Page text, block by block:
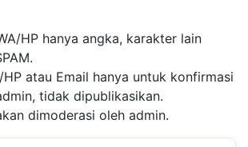
HP hanya angka, karakter lain
atau Email hanya untuk konfirmasi
tidak dipublikasikan.
dimoderasi oleh admin.